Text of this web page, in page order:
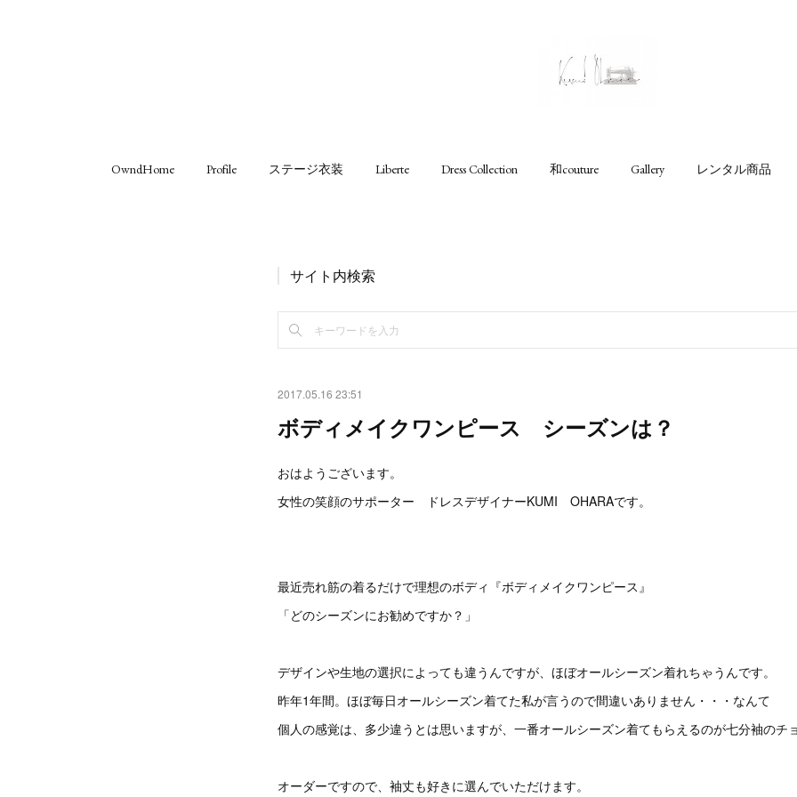
OwndHome Profile ステージ衣装 Liberte Dress Collection 和couture Gallery レンタル商品
サイト内検索
2017.05.16 23:51
ボディメイクワンピース シーズンは？
おはようございます。
女性の笑顔のサポーター ドレスデザイナーKUMI OHARAです。
最近売れ筋の着るだけで理想のボディ『ボディメイクワンピース』
「どのシーズンにお勧めですか？」
デザインや生地の選択によっても違うんですが、ほぼオールシーズン着れちゃうんです。
昨年1年間。ほぼ毎日オールシーズン着てた私が言うので間違いありません・・・なんて
個人の感覚は、多少違うとは思いますが、一番オールシーズン着てもらえるのが七分袖のチ
オーダーですので、袖丈も好きに選んでいただけます。